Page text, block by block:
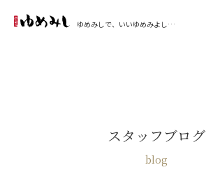
ゆめみしで、いいゆめみよし…
スタッフブログ
blog